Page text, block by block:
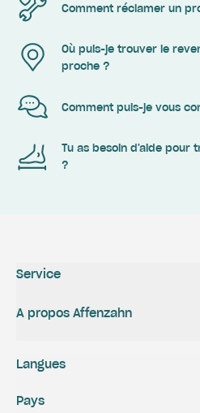
Comment réclamer un
Où puis-je trouver le
proche ?
Comment puis-je vous
Tu as besoin d'aide pour
?
Service
A propos Affenzahn
Langues
Pays